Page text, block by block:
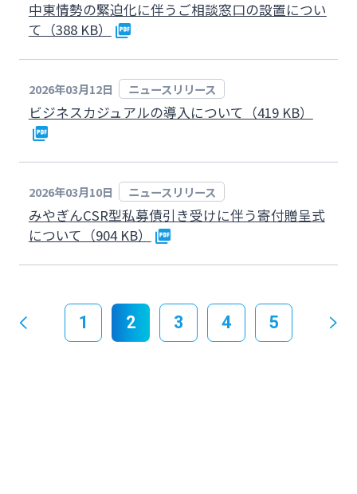
中東情勢の緊迫化に伴うご相談窓口の設置につい
て（388 KB）
2026年03月12日 ニュースリリース
ビジネスカジュアルの導入について（419 KB）
2026年03月10日 ニュースリリース
みやぎんCSR型私募債引き受けに伴う寄付贈呈式
について（904 KB）
1 2 3 4 5